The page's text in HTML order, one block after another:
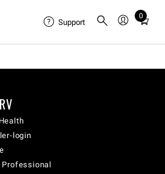
Support
0
Total
cart:
login
Professional